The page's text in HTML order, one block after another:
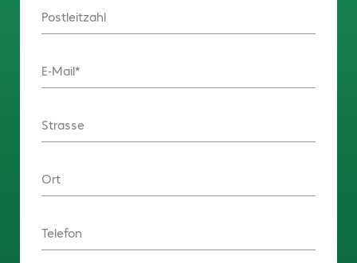
Postleitzahl
E-Mail
Strasse
Ort
Telefon